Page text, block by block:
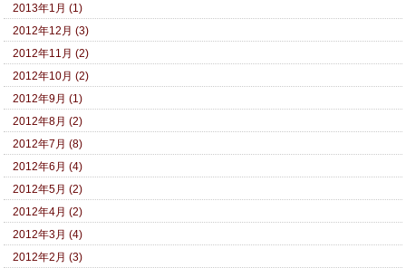
2013年1月 (1)
2012年12月 (3)
2012年11月 (2)
2012年10月 (2)
2012年9月 (1)
2012年8月 (2)
2012年7月 (8)
2012年6月 (4)
2012年5月 (2)
2012年4月 (2)
2012年3月 (4)
2012年2月 (3)